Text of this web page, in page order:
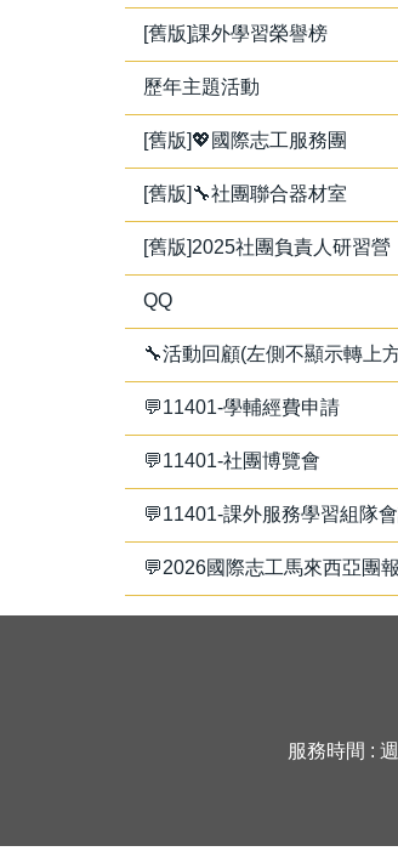
[舊版]課外學習榮譽榜
歷年主題活動
[舊版]💖國際志工服務團
[舊版]🔧社團聯合器材室
[舊版]2025社團負責人研習營
QQ
🔧活動回顧(左側不顯示轉上
💬11401-學輔經費申請
💬11401-社團博覽會
💬11401-課外服務學習組隊
💬2026國際志工馬來西亞團
服務時間 :